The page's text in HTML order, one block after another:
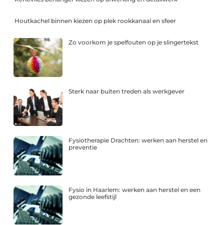
Houtkachel binnen kiezen op plek rookkanaal en sfeer
Zo voorkom je spelfouten op je slingertekst
Sterk naar buiten treden als werkgever
Fysiotherapie Drachten: werken aan herstel en
preventie
Fysio in Haarlem: werken aan herstel en een
gezonde leefstijl